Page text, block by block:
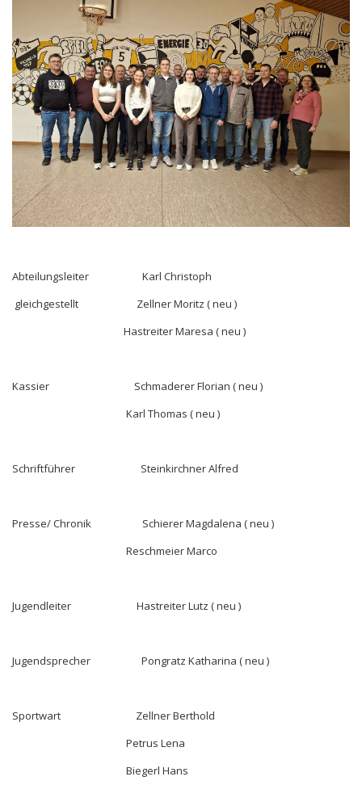
Abteilungsleiter Karl Christoph
gleichgestellt Zellner Moritz ( neu )
Hastreiter Maresa ( neu )
Kassier Schmaderer Florian ( neu )
Karl Thomas ( neu )
Schriftführer Steinkirchner Alfred
Presse/ Chronik Schierer Magdalena ( neu )
Reschmeier Marco
Jugendleiter Hastreiter Lutz ( neu )
Jugendsprecher Pongratz Katharina ( neu )
Sportwart Zellner Berthold
Petrus Lena
Biegerl Hans